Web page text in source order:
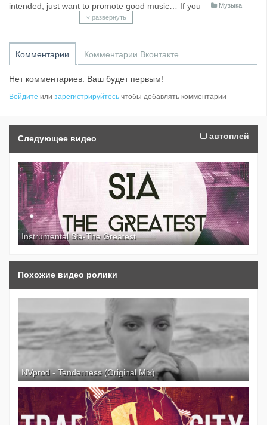
intended, just want to promote good music… If you
want it removed let me know I'll remove it as soon
развернуть
Музыка
Комментарии Комментарии Вконтакте
Нет комментариев. Ваш будет первым!
Войдите или зарегистрируйтесь чтобы добавлять комментарии
Следующее видео автоплей
Instrumental Sia-The Greatest
Похожие видео ролики
NVprod - Tenderness (Original Mix)